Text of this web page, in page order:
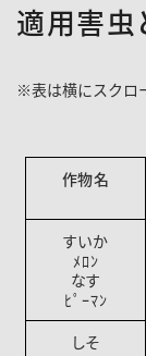
適用害虫
作物名
すいか
ﾒﾛﾝ
なす
ﾋﾟｰﾏﾝ
しそ